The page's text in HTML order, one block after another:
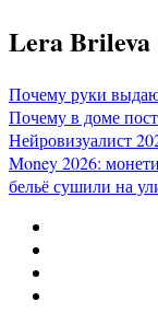
Перейти
к
Lera Brileva
Почему руки
Почему в доме
Нейровизуалист
Money 2026:
бельё сушили на